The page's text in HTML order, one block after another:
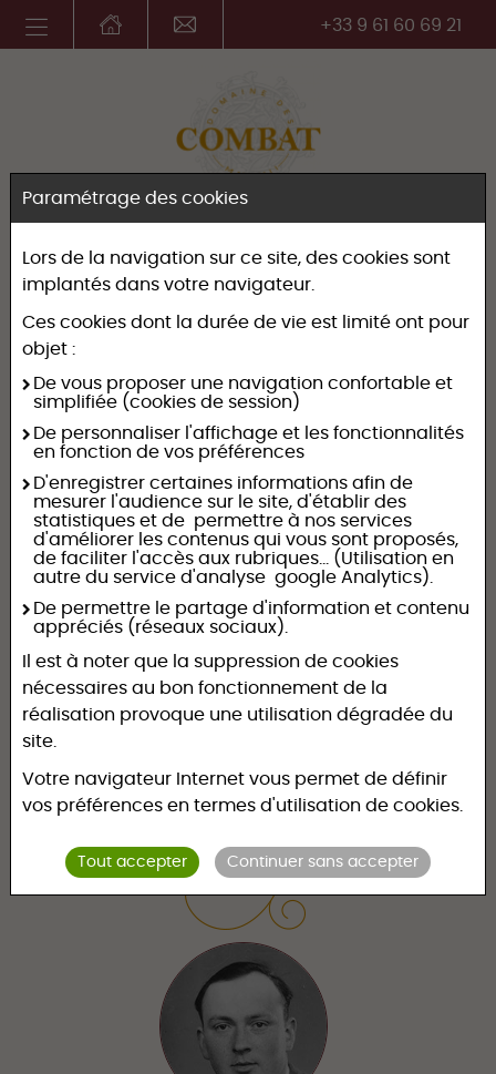
+33 9 61 60 69 21
Notre histoire
1933 - Louis
Paramétrage des cookies
Lors de la navigation sur ce site, des cookies sont
implantés dans votre navigateur.
Ces cookies dont la durée de vie est limité ont pour
objet :
De vous proposer une navigation confortable et
simplifiée (cookies de session)
De personnaliser l'affichage et les fonctionnalités
en fonction de vos préférences
D'enregistrer certaines informations afin de
mesurer l'audience sur le site, d'établir des
statistiques et de permettre à nos services
d'améliorer les contenus qui vous sont proposés,
de faciliter l'accès aux rubriques... (Utilisation en
autre du service d'analyse google Analytics).
De permettre le partage d'information et contenu
appréciés (réseaux sociaux).
Il est à noter que la suppression de cookies
nécessaires au bon fonctionnement de la
réalisation provoque une utilisation dégradée du
site.
Votre navigateur Internet vous permet de définir
vos préférences en termes d'utilisation de cookies.
Tout accepter Continuer sans accepter